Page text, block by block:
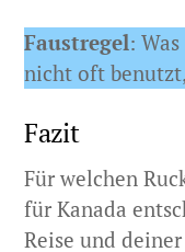
Faustregel:
nicht oft
Fazit
Für welchen
für Kanada
Reise und